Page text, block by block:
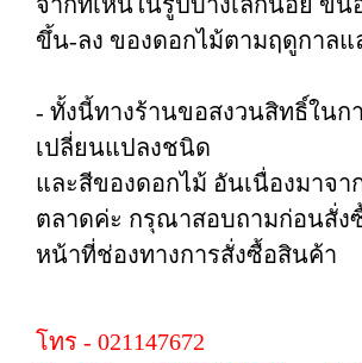
ขึ้น-ลง ของดอกไม้ตามฤดูกาล
- ทั้งนี้ทางร้านขอสงวนสิทธิ์ในก
เปลี่ยนแปลงชนิด
และสีของดอกไม้ อันเนื่องมาจา
ตลาดค่ะ กรุณาสอบถามก่อนสั่ง
หน้าที่ช่องทางการสั่งซื้อสินค้า
โทร - 021147672